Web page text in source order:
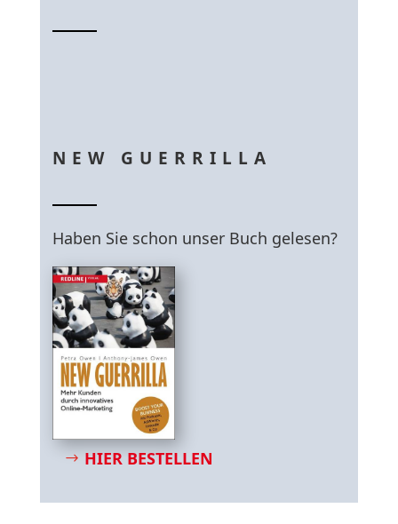
NEW GUERRILLA
Haben Sie schon unser Buch gelesen?
HIER BESTELLEN